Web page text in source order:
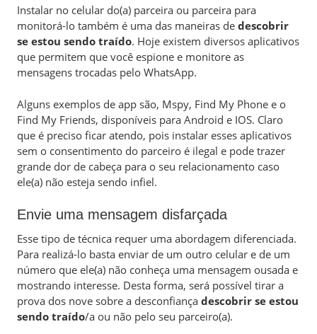
Instalar no celular do(a) parceira ou parceira para
monitorá-lo também é uma das maneiras de descobrir
se estou sendo traído. Hoje existem diversos aplicativos
que permitem que você espione e monitore as
mensagens trocadas pelo WhatsApp.
Alguns exemplos de app são, Mspy, Find My Phone e o
Find My Friends, disponíveis para Android e IOS. Claro
que é preciso ficar atendo, pois instalar esses aplicativos
sem o consentimento do parceiro é ilegal e pode trazer
grande dor de cabeça para o seu relacionamento caso
ele(a) não esteja sendo infiel.
Envie uma mensagem disfarçada
Esse tipo de técnica requer uma abordagem diferenciada.
Para realizá-lo basta enviar de um outro celular e de um
número que ele(a) não conheça uma mensagem ousada e
mostrando interesse. Desta forma, será possível tirar a
prova dos nove sobre a desconfiança descobrir se estou
sendo traído/a ou não pelo seu parceiro(a).